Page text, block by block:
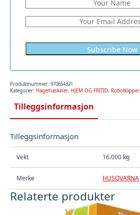
Produktnummer: 970654321
Kategorier: Hagemaskiner, HJEM OG FRITID, Robotklipper
Tilleggsinformasjon
Tilleggsinformasjon
Vekt 16.000 kg
Merke HUSQVARNA
Relaterte produkter